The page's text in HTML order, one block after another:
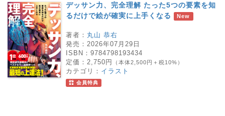
デッサン力、完全理解 たった5つの要素を知
るだけで絵が確実に上手くなる
New
著者： 丸山 恭右
発売： 2026年07月29日
ISBN： 9784798193434
定価： 2,750円 （本体2,500円＋税10%）
カテゴリ： イラスト
会員特典